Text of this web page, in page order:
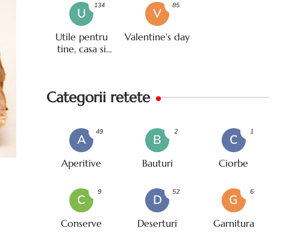
U
Utile pentru
tine, casa si
134
V
Valentine's day
85
Categorii retete
A
Aperitive
49
B
Bauturi
2
C
Ciorbe
1
C
Conserve
9
D
Deserturi
52
G
Garnitura
6